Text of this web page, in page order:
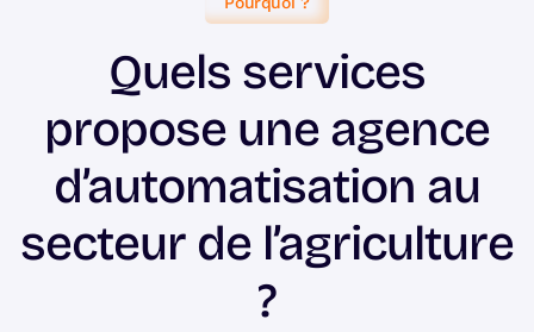
Quels services
propose une agence
d’automatisation au
secteur de l’agriculture
?